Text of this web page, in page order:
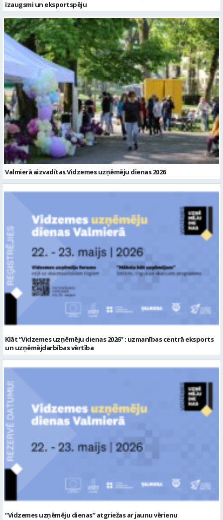
izaugsmi un eksportspēju
Valmierā aizvadītas Vidzemes uzņēmēju dienas 2026
Klāt “Vidzemes uzņēmēju dienas 2026” : uzmanības centrā eksports
un uzņēmējdarbības vērtība
“Vidzemes uzņēmēju dienas” atgriežas ar jaunu vērienu